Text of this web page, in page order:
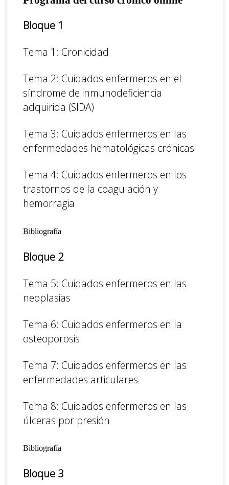
Bloque 1
Tema 1: Cronicidad
Tema 2: Cuidados enfermeros en el
síndrome de inmunodeficiencia
adquirida (SIDA)
Tema 3: Cuidados enfermeros en las
enfermedades hematológicas crónicas
Tema 4: Cuidados enfermeros en los
trastornos de la coagulación y
hemorragia
Bibliografía
Bloque 2
Tema 5: Cuidados enfermeros en las
neoplasias
Tema 6: Cuidados enfermeros en la
osteoporosis
Tema 7: Cuidados enfermeros en las
enfermedades articulares
Tema 8: Cuidados enfermeros en las
úlceras por presión
Bibliografía
Bloque 3